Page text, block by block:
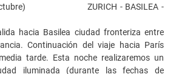
Octubre) ZURICH - BASILEA -
hacia Basilea ciudad fronteriza entre
Continuación del viaje hacia París
tarde. Esta noche realizaremos un
iluminada (durante las fechas de